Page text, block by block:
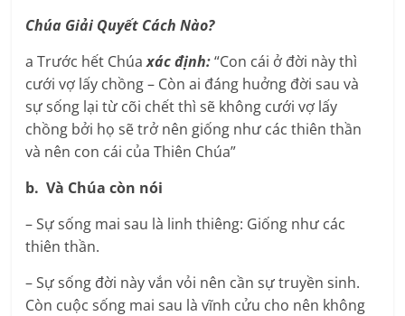
Chúa Giải Quyết Cách Nào?
a Trước hết Chúaxác định:“Con cái ở đời này thì
cưới vợ lấy chồng – Còn ai đáng huởng đời sau và
sự sống lại từ cõi chết thì sẽ không cưới vợ lấy
chồng bởi họ sẽ trở nên giống như các thiên thần
và nên con cái của Thiên Chúa”
b. Và Chúa còn nói
– Sự sống mai sau là linh thiêng: Giống như các
thiên thần.
– Sự sống đời này vắn vỏi nên cần sự truyền sinh.
Còn cuộc sống mai sau là vĩnh cửu cho nên không